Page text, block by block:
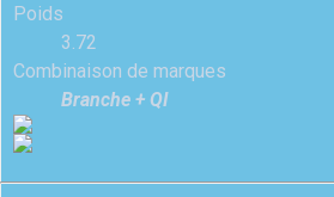
Poids
3.72
Combinaison de marques
Branche + QI